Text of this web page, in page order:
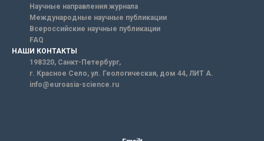
Научные направления журнала
Международные научные публикации
Всероссийские научные публикации
FAQ
НАШИ КОНТАКТЫ
198320, Санкт-Петербург,
г. Красное Село, ул. Геологическая, дом 44, ЛИТ А.
info@euroasia-science.ru